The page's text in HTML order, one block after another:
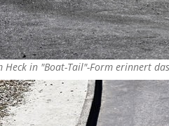
Heck in "Boat-Tail"-Form erinnert